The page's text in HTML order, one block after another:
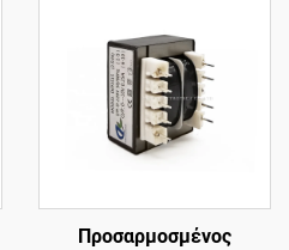
Προσαρμοσμένος